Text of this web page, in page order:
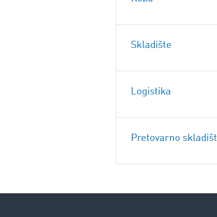
Skladište
Logistika
Pretovarno